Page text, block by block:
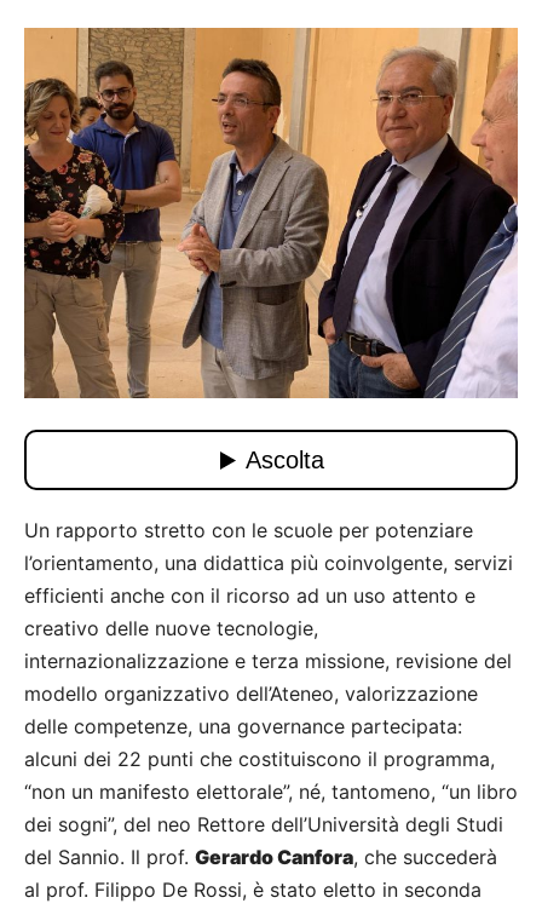
Un rapporto stretto con le scuole per potenziare
l’orientamento, una didattica più coinvolgente, servizi
efficienti anche con il ricorso ad un uso attento e
creativo delle nuove tecnologie,
internazionalizzazione e terza missione, revisione del
modello organizzativo dell’Ateneo, valorizzazione
delle competenze, una governance partecipata:
alcuni dei 22 punti che costituiscono il programma,
“non un manifesto elettorale”, né, tantomeno, “un libro
dei sogni”, del neo Rettore dell’Università degli Studi
del Sannio. Il prof. Gerardo Canfora, che succederà
al prof. Filippo De Rossi, è stato eletto in seconda